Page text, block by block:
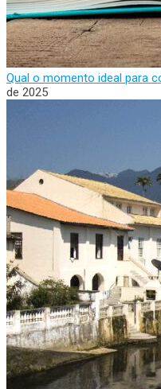
Qual o momento ideal para
de 2025